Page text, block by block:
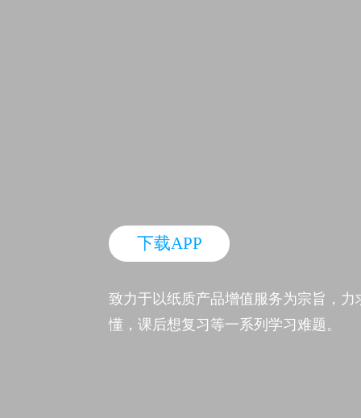
下载APP
致力于以纸质产品增值服务为宗旨，
懂，课后想复习等一系列学习难题。